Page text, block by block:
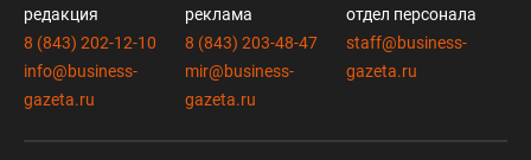
редакция
8 (843) 202-12-10
info@business-
gazeta.ru
реклама
8 (843) 203-48-47
mir@business-
gazeta.ru
отдел персонала
staff@business-
gazeta.ru